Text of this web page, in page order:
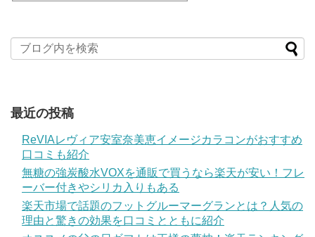
最近の投稿
ReVIAレヴィア安室奈美恵イメージカラコンがおすすめ
口コミも紹介
無糖の強炭酸水VOXを通販で買うなら楽天が安い！フレ
ーバー付きやシリカ入りもある
楽天市場で話題のフットグルーマーグランとは？人気の
理由と驚きの効果を口コミとともに紹介